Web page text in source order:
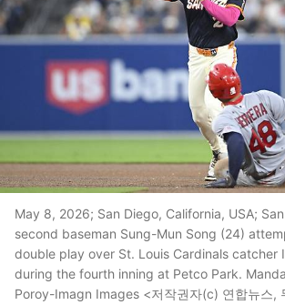
May 8, 2026; San Diego, California, USA;
second baseman Sung-Mun Song (24)
double play over St. Louis Cardinals catcher
during the fourth inning at Petco Park.
Poroy-Imagn Images <저작권자(c) 연합뉴스,